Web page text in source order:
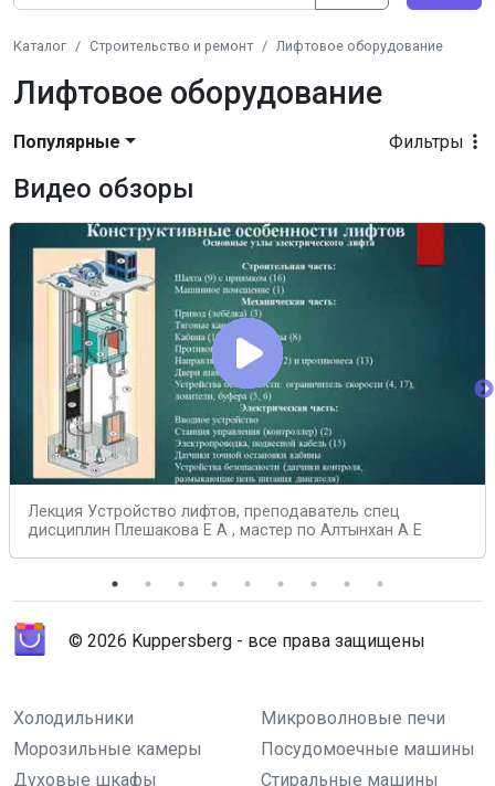
Каталог Строительство и ремонт Лифтовое оборудование
Лифтовое оборудование
Фильтры
Популярные
Видео обзоры
Лекция Устройство лифтов, преподаватель спец
дисциплин Плешакова Е А , мастер по Алтынхан А Е
© 2026 Kuppersberg - все права защищены
Холодильники
Микроволновые печи
Морозильные камеры
Посудомоечные машины
Духовые шкафы
Стиральные машины